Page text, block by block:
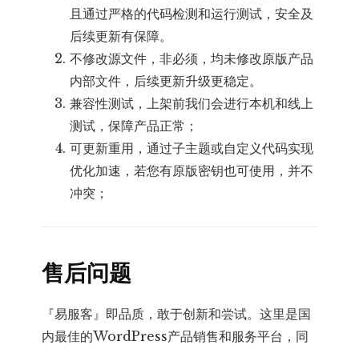
且通过严格的代码检测和运行测试，安全及
后续更新有保障。
不修改源文件，非必须，均未修改原版产品
内部文件，后续更新升级更稳定。
兼容性测试，上架前我们会进行本机和线上
测试，保障产品正常；
可更新重用，通过子主题或自定义代码实现
优化加速，若您有原版密钥也可使用，并不
冲突；
售后问题
『易服客』即品质，敢于创新和尝试。这里是国
内最佳的WordPress产品销售和服务平台，同